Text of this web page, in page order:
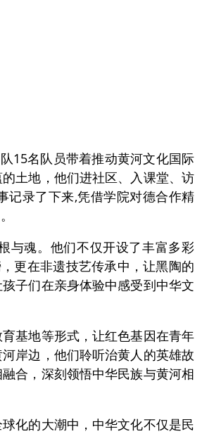
15名队员带着推动黄河文化国际
土地，他们进社区、入课堂、访
记录了下来,凭借学院对德合作精
与魂。他们不仅开设了丰富多彩
更在非遗技艺传承中，让黑陶的
子们在亲身体验中感受到中华文
基地等形式，让红色基因在青年
岸边，他们聆听治黄人的英雄故
合，深刻领悟中华民族与黄河相
化的大潮中，中华文化不仅是民